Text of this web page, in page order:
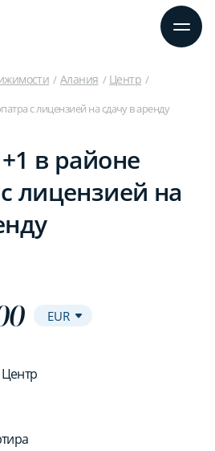
Алания
Центр
с лицензией на сдачу в аренду
в районе
лицензией на